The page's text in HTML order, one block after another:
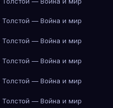
Толстой — Война и мир
Толстой — Война и мир
Толстой — Война и мир
Толстой — Война и мир
Толстой — Война и мир